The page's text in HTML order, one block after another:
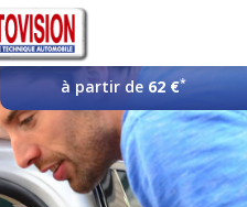
à partir de 62 €*